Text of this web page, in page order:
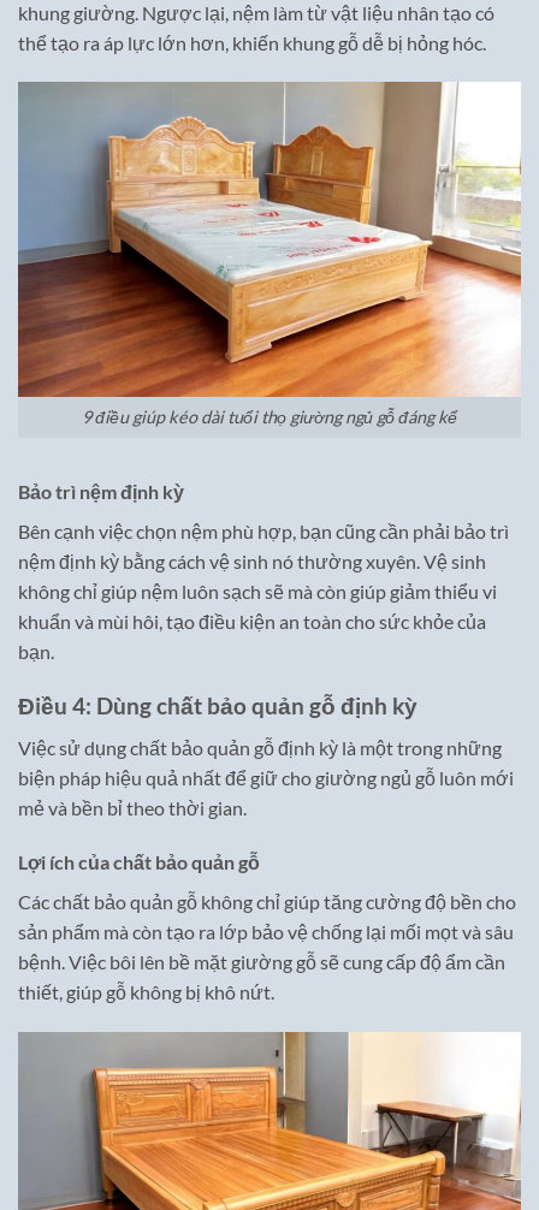
khung giường. Ngược lại, nệm làm từ vật liệu nhân tạo có
thể tạo ra áp lực lớn hơn, khiến khung gỗ dễ bị hỏng hóc.
9 điều giúp kéo dài tuổi thọ giường ngủ gỗ đáng kể
Bảo trì nệm định kỳ
Bên cạnh việc chọn nệm phù hợp, bạn cũng cần phải bảo trì
nệm định kỳ bằng cách vệ sinh nó thường xuyên. Vệ sinh
không chỉ giúp nệm luôn sạch sẽ mà còn giúp giảm thiểu vi
khuẩn và mùi hôi, tạo điều kiện an toàn cho sức khỏe của
bạn.
Điều 4: Dùng chất bảo quản gỗ định kỳ
Việc sử dụng chất bảo quản gỗ định kỳ là một trong những
biện pháp hiệu quả nhất để giữ cho giường ngủ gỗ luôn mới
mẻ và bền bỉ theo thời gian.
Lợi ích của chất bảo quản gỗ
Các chất bảo quản gỗ không chỉ giúp tăng cường độ bền cho
sản phẩm mà còn tạo ra lớp bảo vệ chống lại mối mọt và sâu
bệnh. Việc bôi lên bề mặt giường gỗ sẽ cung cấp độ ẩm cần
thiết, giúp gỗ không bị khô nứt.